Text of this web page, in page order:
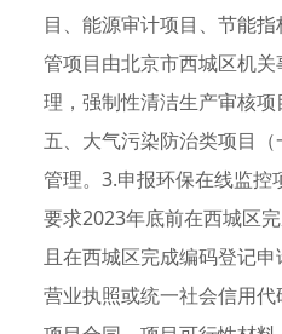
目、能源审计项目、节能
管项目由北京市西城区机
理，强制性清洁生产审核
五、大气污染防治类项目
管理。3.申报环保在线监
要求2023年底前在西城区
且在西城区完成编码登记
营业执照或统一社会信用